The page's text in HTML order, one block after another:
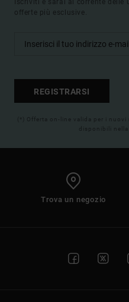
Iscriviti e sarai al corrente
offerte più esclusive.
REGISTRARSI
(*) Offerta on-line valida per i
disponibili
Trova un negozio